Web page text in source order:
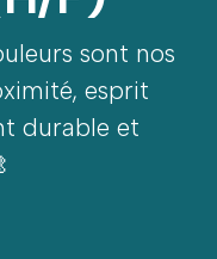
sont nos
esprit
durable et